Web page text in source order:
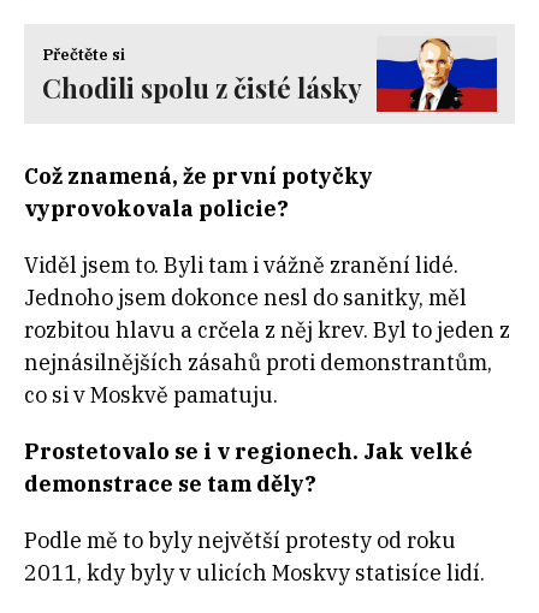
Přečtěte si
Chodili spolu z čisté lásky
Což znamená, že první potyčky
vyprovokovala policie?
Viděl jsem to. Byli tam i vážně zranění lidé.
Jednoho jsem dokonce nesl do sanitky, měl
rozbitou hlavu a crčela z něj krev. Byl to jeden z
nejnásilnějších zásahů proti demonstrantům,
co si v Moskvě pamatuju.
Prostetovalo se i v regionech. Jak velké
demonstrace se tam děly?
Podle mě to byly největší protesty od roku
2011, kdy byly v ulicích Moskvy statisíce lidí.